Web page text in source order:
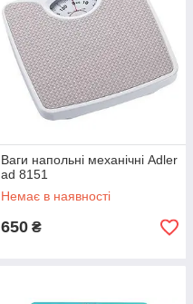
Ваги напольні механічні Adler
ad 8151
Немає в наявності
650 ₴